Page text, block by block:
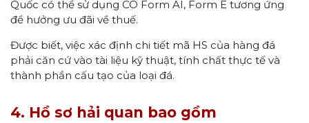
Quốc có thể sử dụng CO Form AI, Form E tương ứng
để hưởng ưu đãi về thuế.
Được biết, việc xác định chi tiết mã HS của hàng đá
phải căn cứ vào tài liệu kỹ thuật, tính chất thực tế và
thành phần cấu tạo của loại đá.
4. Hồ sơ hải quan bao gồm